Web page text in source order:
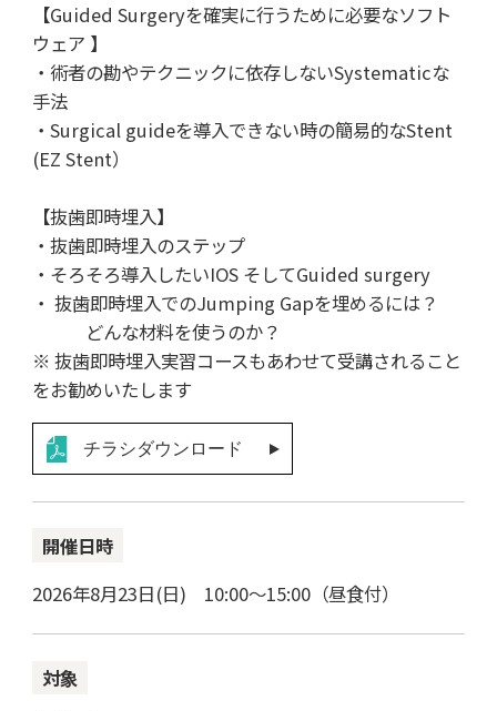
【Guided Surgeryを確実に行うために必要なソフト
ウェア 】
・術者の勘やテクニックに依存しないSystematicな
手法
・Surgical guideを導入できない時の簡易的なStent
(EZ Stent）
【抜歯即時埋入】
・抜歯即時埋入のステップ
・そろそろ導入したいIOS そしてGuided surgery
・ 抜歯即時埋入でのJumping Gapを埋めるには？
どんな材料を使うのか？
※ 抜歯即時埋入実習コースもあわせて受講されること
をお勧めいたします
チラシダウンロード
開催日時
2026年8月23日(日) 10:00～15:00（昼食付）
対象